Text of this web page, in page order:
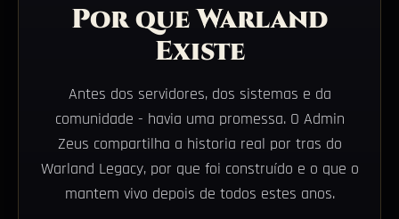
Por que Warland
Existe
Antes dos servidores, dos sistemas e da
comunidade - havia uma promessa. O Admin
Zeus compartilha a historia real por tras do
Warland Legacy, por que foi construído e o que o
mantem vivo depois de todos estes anos.